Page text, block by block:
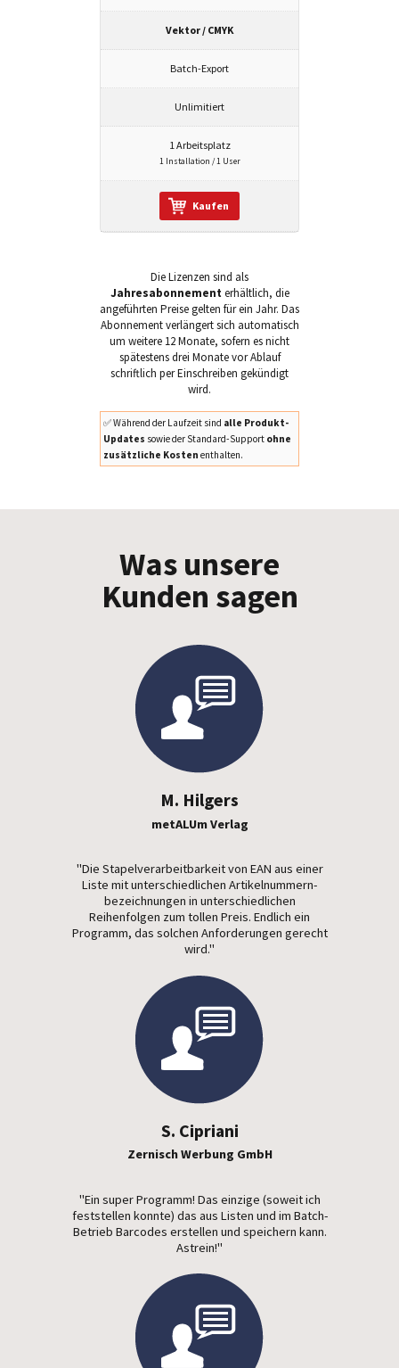
Vektor / CMYK
Batch-Export
Unlimitiert
1 Arbeitsplatz
1 Installation / 1 User
Kaufen
Die Lizenzen sind als
Jahresabonnement erhältlich, die
angeführten Preise gelten für ein Jahr. Das
Abonnement verlängert sich automatisch
um weitere 12 Monate, sofern es nicht
spätestens drei Monate vor Ablauf
schriftlich per Einschreiben gekündigt
wird.
✅ Während der Laufzeit sind alle Produkt-
Updates sowie der Standard-Support ohne
zusätzliche Kosten enthalten.
Was unsere
Kunden sagen
M. Hilgers
metALUm Verlag
"Die Stapelverarbeitbarkeit von EAN aus einer
Liste mit unterschiedlichen Artikelnummern­
bezeichnungen in unterschiedlichen
Reihenfolgen zum tollen Preis. Endlich ein
Programm, das solchen Anforderungen gerecht
wird."
S. Cipriani
Zernisch Werbung GmbH
"Ein super Programm! Das einzige (soweit ich
feststellen konnte) das aus Listen und im Batch-
Betrieb Barcodes erstellen und speichern kann.
Astrein!"